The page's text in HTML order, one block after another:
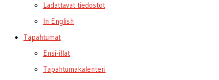
Ladattavat tiedostot
In English
Tapahtumat
Ensi-illat
Tapahtumakalenteri